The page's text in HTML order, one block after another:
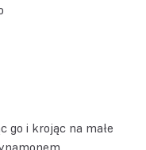
go i krojąc na małe